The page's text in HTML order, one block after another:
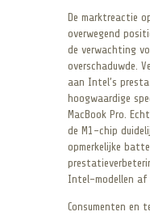
De marktreactie
overwegend
de verwachting
overschaduwde.
aan Intel’s
hoogwaardige
MacBook Pro.
de M1-chip
opmerkelijke
Intel-modellen af
Consumenten en